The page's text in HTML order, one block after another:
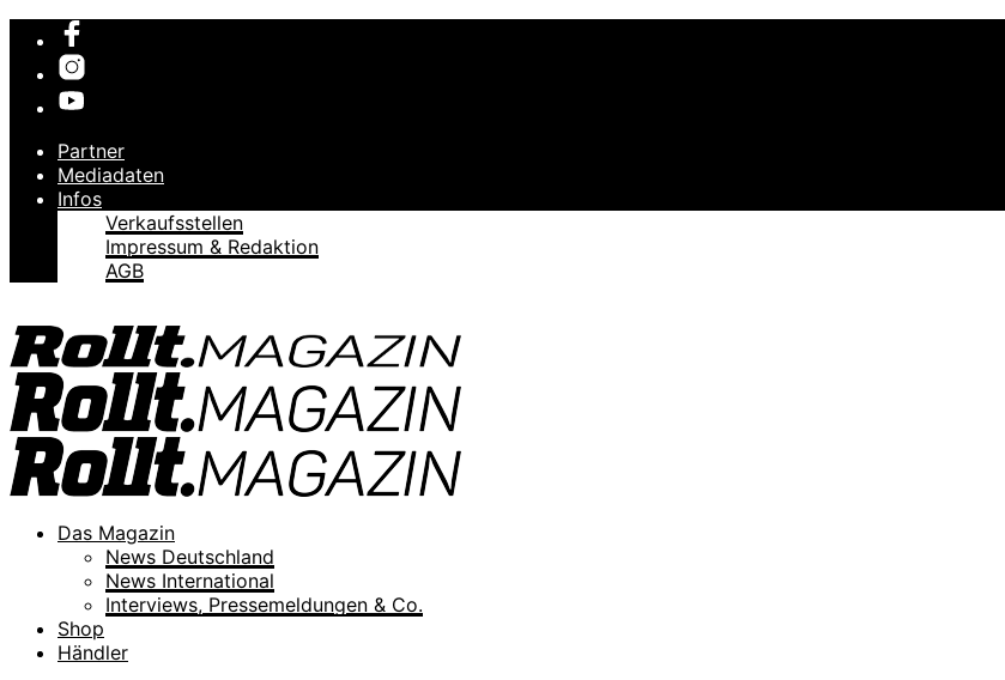
Partner
Mediadaten
Infos
Verkaufsstellen
Impressum & Redaktion
AGB
Das Magazin
News Deutschland
News International
Interviews, Pressemeldungen & Co.
Shop
Händler